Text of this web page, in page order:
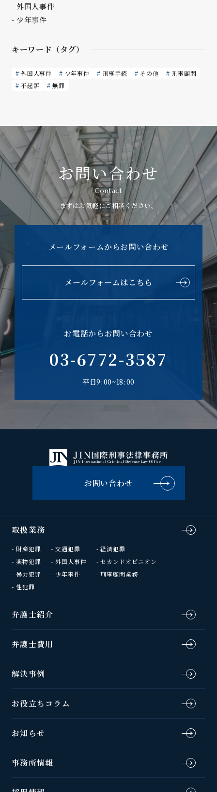
外国人事件
少年事件
キーワード（タグ）
外国人事件 少年事件 刑事手続 その他
刑事顧問
不起訴
無罪
お問い合わせ
Contact
まずはお気軽にご相談ください。
メールフォームからお問い合わせ
メールフォームはこちら
お電話からお問い合わせ
03-6772-3587
平日9:00~18:00
お問い合わせ
取扱業務
財産犯罪
薬物犯罪
暴力犯罪
性犯罪
交通犯罪
外国人事件
少年事件
経済犯罪
セカンドオピニオン
刑事顧問業務
弁護士紹介
弁護士費用
解決事例
お役立ちコラム
お知らせ
事務所情報